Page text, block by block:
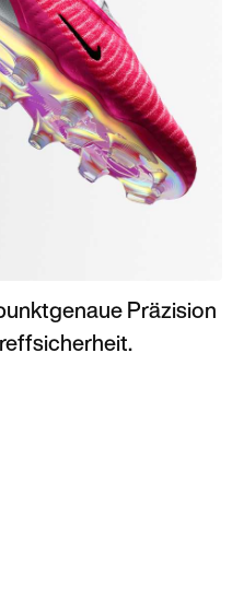
Präzision